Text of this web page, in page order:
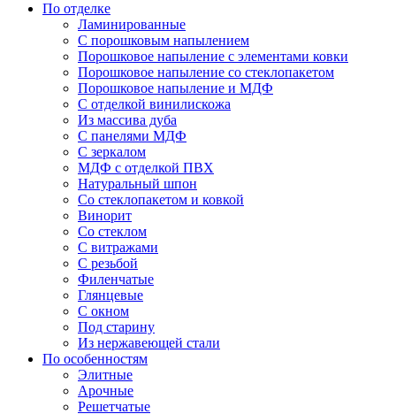
По отделке
Ламинированные
С порошковым напылением
Порошковое напыление с элементами ковки
Порошковое напыление со стеклопакетом
Порошковое напыление и МДФ
С отделкой винилискожа
Из массива дуба
С панелями МДФ
С зеркалом
МДФ с отделкой ПВХ
Натуральный шпон
Со стеклопакетом и ковкой
Винорит
Со стеклом
С витражами
С резьбой
Филенчатые
Глянцевые
С окном
Под старину
Из нержавеющей стали
По особенностям
Элитные
Арочные
Решетчатые